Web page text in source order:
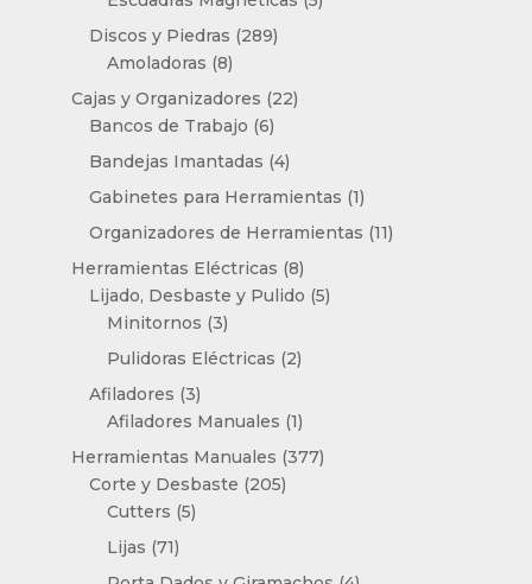
Discos y Piedras 289289
Amoladoras 88
productos
Cajas y Organizadores 2222
Bancos de Trabajo 66
productos
Bandejas Imantadas 44
productos
Gabinetes para Herramientas 11
producto
Organizadores de Herramientas 1111
Herramientas Eléctricas 88
productos
Lijado, Desbaste y Pulido 55
Minitornos 33
productos
Pulidoras Eléctricas 22
Afiladores 33
productos
Afiladores Manuales 11
producto
Herramientas Manuales 377377
Corte y Desbaste 205205
Cutters 55
Lijas 7171
productos